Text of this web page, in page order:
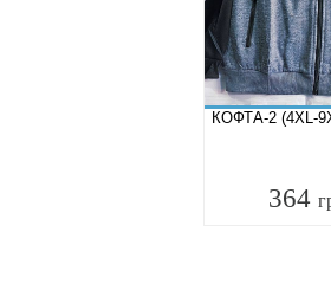
КОФТА-2 (4XL-
364